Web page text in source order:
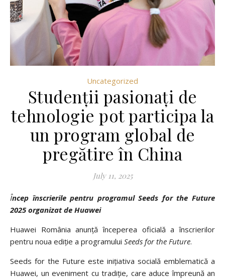
Uncategorized
Studenții pasionați de
tehnologie pot participa la
un program global de
pregătire în China
July 11, 2025
Încep înscrierile pentru programul Seeds for the Future
2025 organizat de Huawei
Huawei România anunță începerea oficială a înscrierilor
pentru noua ediție a programului Seeds for the Future.
Seeds for the Future este inițiativa socială emblematică a
Huawei, un eveniment cu tradiție, care aduce împreună an